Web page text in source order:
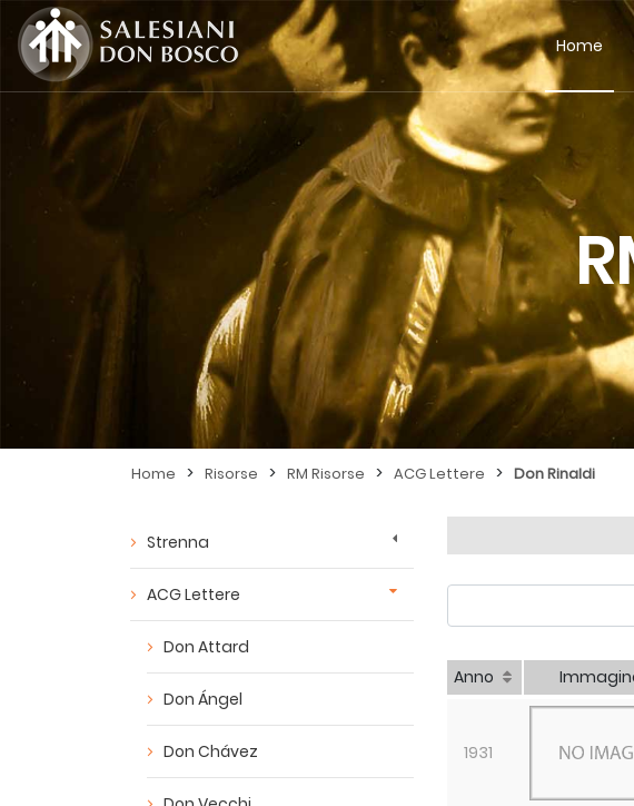
Home
Home > Risorse > RM Risorse > ACG Lettere > Don Rinaldi
Strenna
ACG Lettere
Don Attard
Don Ángel
Don Chávez
Anno
1931